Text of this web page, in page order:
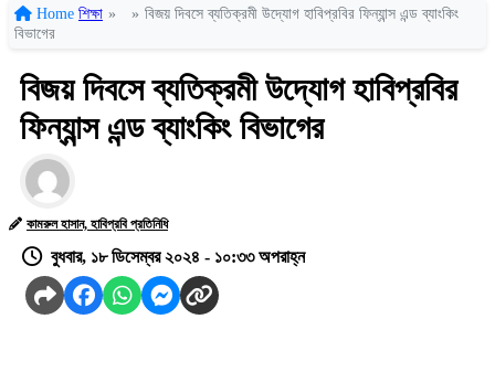
Home শিক্ষা » » বিজয় দিবসে ব্যতিক্রমী উদ্যোগ হাবিপ্রবির ফিন্যান্স এন্ড ব্যাংকিং
বিভাগের
বিজয় দিবসে ব্যতিক্রমী উদ্যোগ হাবিপ্রবির
ফিন্যান্স এন্ড ব্যাংকিং বিভাগের
কামরুল হাসান, হাবিপ্রবি প্রতিনিধি
বুধবার, ১৮ ডিসেম্বর ২০২৪ - ১০:৩৩ অপরাহ্ন